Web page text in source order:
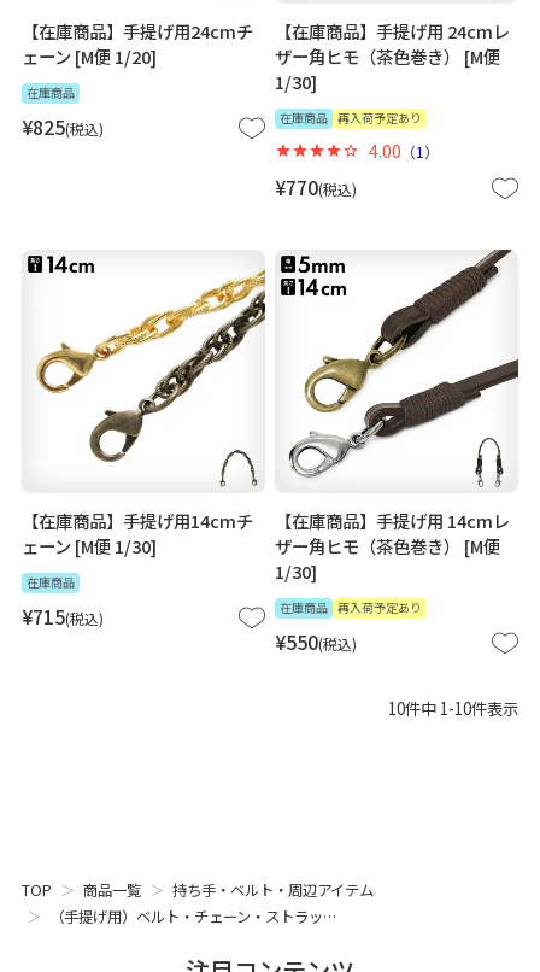
【在庫商品】手提げ用24cmチ
ェーン [M便 1/20]
在庫商品
¥825 税込
【在庫商品】手提げ用 24cmレ
ザー角ヒモ（茶色巻き） [M便
1/30]
在庫商品 再入荷予定あり
¥770 税込
4.00 （1 ）
【在庫商品】手提げ用14cmチ
ェーン [M便 1/30]
在庫商品
¥715 税込
【在庫商品】手提げ用 14cmレ
ザー角ヒモ（茶色巻き） [M便
1/30]
在庫商品 再入荷予定あり
¥550 税込
10件中 1-10件表示
TOP 商品一覧
持ち手・ベルト・周辺アイテム
（手提げ用）ベルト・チェーン・ストラッ…